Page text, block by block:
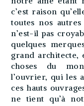
c’est raison
toutes nos
n’est-il pas
quelques
grand architecte,
choses du
l’ouvrier, qui les
ces hauts
ne tient qu’à